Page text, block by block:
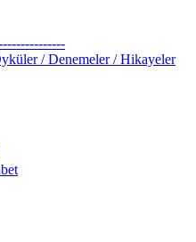
/ Denemeler / Hikayeler